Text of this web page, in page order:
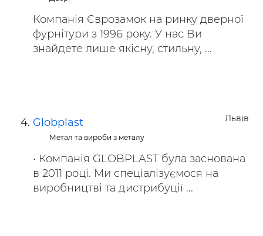
Компанія Єврозамок на ринку дверної
фурнітури з 1996 року. У нас Ви
знайдете лише якісну, стильну, ...
Львів
Globplast
Метал та вироби з металу
• Компанія GLOBPLAST була заснована
в 2011 році. Ми спеціалізуємося на
виробництві та дистрибуції ...